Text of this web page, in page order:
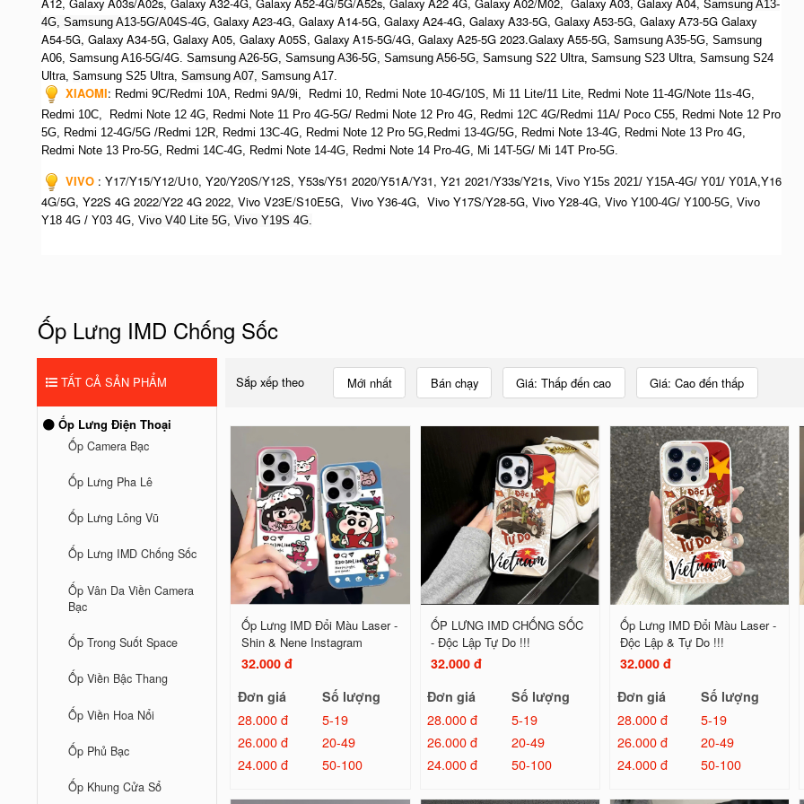
A12, Galaxy A03s/A02s, Galaxy A32-4G, Galaxy A52-4G/5G/A52s, Galaxy A22 4G, Galaxy A02/M02, Galaxy A03, Galaxy A04, Samsung A13-
4G, Samsung A13-5G/A04S-4G, Galaxy A23-4G, Galaxy A14-5G, Galaxy A24-4G, Galaxy A33-5G, Galaxy A53-5G, Galaxy A73-5G Galaxy
A54-5G, Galaxy A34-5G, Galaxy A05, Galaxy A05S, Galaxy A15-5G/4G, Galaxy A25-5G 2023.Galaxy A55-5G, Samsung A35-5G, Samsung
A06, Samsung A16-5G/4G. Samsung A26-5G, Samsung A36-5G, Samsung A56-5G, Samsung S22 Ultra, Samsung S23 Ultra, Samsung S24
Ultra, Samsung S25 Ultra, Samsung A07, Samsung A17.
XIAOMI: Redmi 9C/Redmi 10A, Redmi 9A/9i, Redmi 10, Redmi Note 10-4G/10S, Mi 11 Lite/11 Lite, Redmi Note 11-4G/Note 11s-4G,
Redmi 10C, Redmi Note 12 4G, Redmi Note 11 Pro 4G-5G/ Redmi Note 12 Pro 4G, Redmi 12C 4G/Redmi 11A/ Poco C55, Redmi Note 12 Pro
5G, Redmi 12-4G/5G /Redmi 12R, Redmi 13C-4G, Redmi Note 12 Pro 5G,Redmi 13-4G/5G, Redmi Note 13-4G, Redmi Note 13 Pro 4G,
Redmi Note 13 Pro-5G, Redmi 14C-4G, Redmi Note 14-4G, Redmi Note 14 Pro-4G, Mi 14T-5G/ Mi 14T Pro-5G.
VIVO : Y17/Y15/Y12/U10, Y20/Y20S/Y12S, Y53s/Y51 2020/Y51A/Y31, Y21 2021/Y33s/Y21s, Vivo Y15s 2021/ Y15A-4G/ Y01/ Y01A,Y16
4G/5G, Y22S 4G 2022/Y22 4G 2022, Vivo V23E/S10E5G, Vivo Y36-4G, Vivo Y17S/Y28-5G, Vivo Y28-4G, Vivo Y100-4G/ Y100-5G, Vivo
Y18 4G / Y03 4G, Vivo V40 Lite 5G, Vivo Y19S 4G.
Ốp Lưng IMD Chống Sốc
TẤT CẢ SẢN PHẨM
Ốp Lưng Điện Thoại
Ốp Camera Bạc
Ốp Lưng Pha Lê
Ốp Lưng Lông Vũ
Ốp Lưng IMD Chống Sốc
Ốp Vân Da Viền Camera
Bạc
Ốp Trong Suốt Space
Ốp Viền Bậc Thang
Ốp Viền Hoa Nổi
Ốp Phủ Bạc
Ốp Khung Cửa Sổ
Sắp xếp theo Mới nhất Bán chạy Giá: Thấp đến cao Giá: Cao đến thấp
Ốp Lưng IMD Đổi Màu Laser -
Shin & Nene Instagram
32.000 đ
Đơn giá
Số lượng
28.000 đ
5-19
26.000 đ
20-49
24.000 đ
50-100
ỐP LƯNG IMD CHỐNG SỐC
- Độc Lập Tự Do !!!
32.000 đ
Đơn giá
Số lượng
28.000 đ
5-19
26.000 đ
20-49
24.000 đ
50-100
Ốp Lưng IMD Đổi Màu Laser -
Độc Lập & Tự Do !!!
32.000 đ
Đơn giá
Số lượng
28.000 đ
5-19
26.000 đ
20-49
24.000 đ
50-100